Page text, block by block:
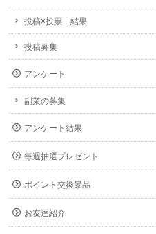
投稿×投票 結果
投稿募集
アンケート
副業の募集
アンケート結果
毎週抽選プレゼント
ポイント交換景品
お友達紹介